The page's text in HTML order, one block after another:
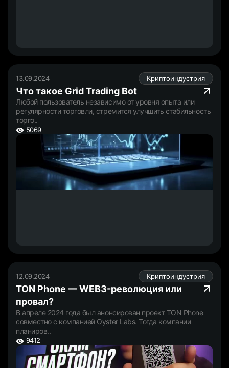
13.09.2024 Криптоиндустрия
Что такое Grid Trading Bot
Любой пользователь независимо от уровня опыта или
регулярности торговли, стремится улучшить стабильность
торго..
5069
12.09.2024 Криптоиндустрия
TON Phone — WEB3-революция или
провал?
В апреле 2024 года был анонсирован проект TON Phone
совместно с компанией Oyster Labs. Тогда компании
планиров..
9412